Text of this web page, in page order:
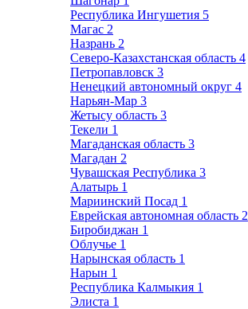
Республика Ингушетия 5
Магас 2
Назрань 2
Северо-Казахстанская область 4
Петропавловск 3
Ненецкий автономный округ 4
Нарьян-Мар 3
Жетысу область 3
Текели 1
Магаданская область 3
Магадан 2
Чувашская Республика 3
Алатырь 1
Мариинский Посад 1
Еврейская автономная область 2
Биробиджан 1
Облучье 1
Нарынская область 1
Нарын 1
Республика Калмыкия 1
Элиста 1